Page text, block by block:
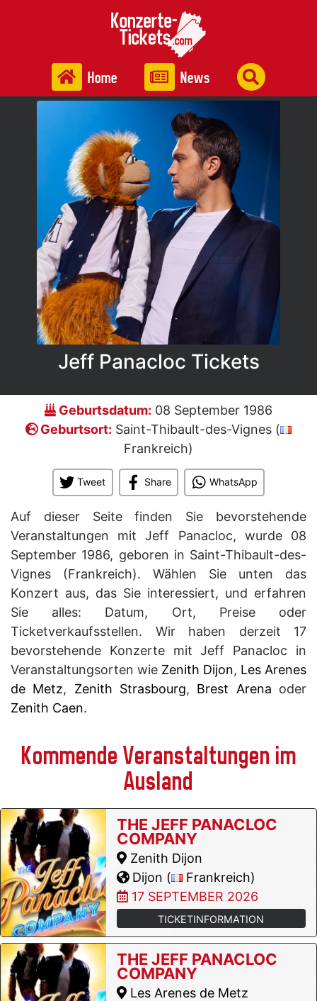
Home News
Jeff Panacloc Tickets
Geburtsdatum: 08 September 1986
Geburtsort: Saint-Thibault-des-Vignes (
Frankreich)
Tweet Share WhatsApp
Auf dieser Seite finden Sie bevorstehende
Veranstaltungen mit Jeff Panacloc, wurde 08
September 1986, geboren in Saint-Thibault-des-
Vignes (Frankreich). Wählen Sie unten das
Konzert aus, das Sie interessiert, und erfahren
Sie alles: Datum, Ort, Preise oder
Ticketverkaufsstellen. Wir haben derzeit 17
bevorstehende Konzerte mit Jeff Panacloc in
Veranstaltungsorten wie Zenith Dijon, Les Arenes
de Metz, Zenith Strasbourg, Brest Arena oder
Zenith Caen.
Kommende Veranstaltungen im
Ausland
THE JEFF PANACLOC
COMPANY
Zenith Dijon
Dijon (
Frankreich)
17 SEPTEMBER 2026
TICKETINFORMATION
THE JEFF PANACLOC
COMPANY
Les Arenes de Metz